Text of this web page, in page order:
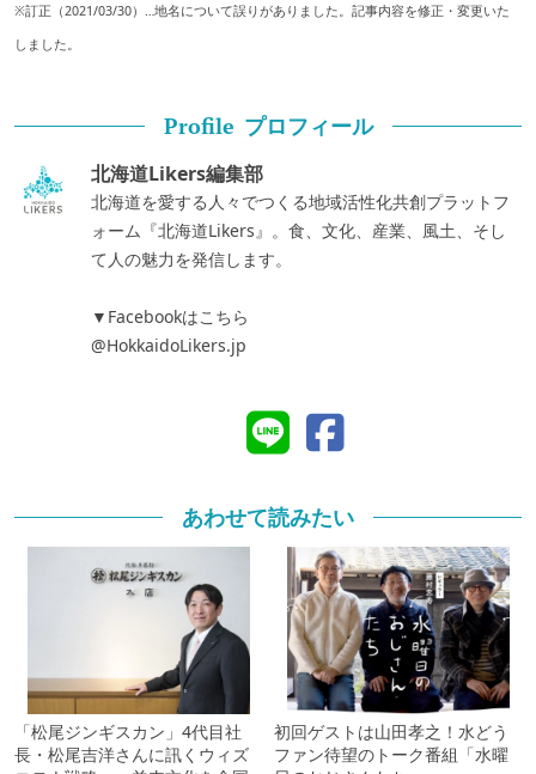
※訂正（2021/03/30）…地名について誤りがありました。記事内容を修正・変更いた
しました。
Profile プロフィール
北海道Likers編集部
北海道を愛する人々でつくる地域活性化共創プラットフ
ォーム『北海道Likers』。食、文化、産業、風土、そし
て人の魅力を発信します。
▼Facebookはこちら
@HokkaidoLikers.jp
あわせて読みたい
「松尾ジンギスカン」4代目社
長・松尾吉洋さんに訊くウィズ
初回ゲストは山田孝之！水どう
ファン待望のトーク番組「水曜